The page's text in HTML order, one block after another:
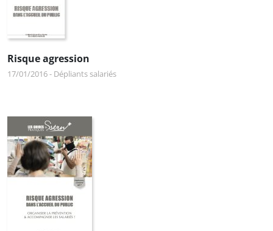
Risque agression
17/01/2016- Dépliants salariés